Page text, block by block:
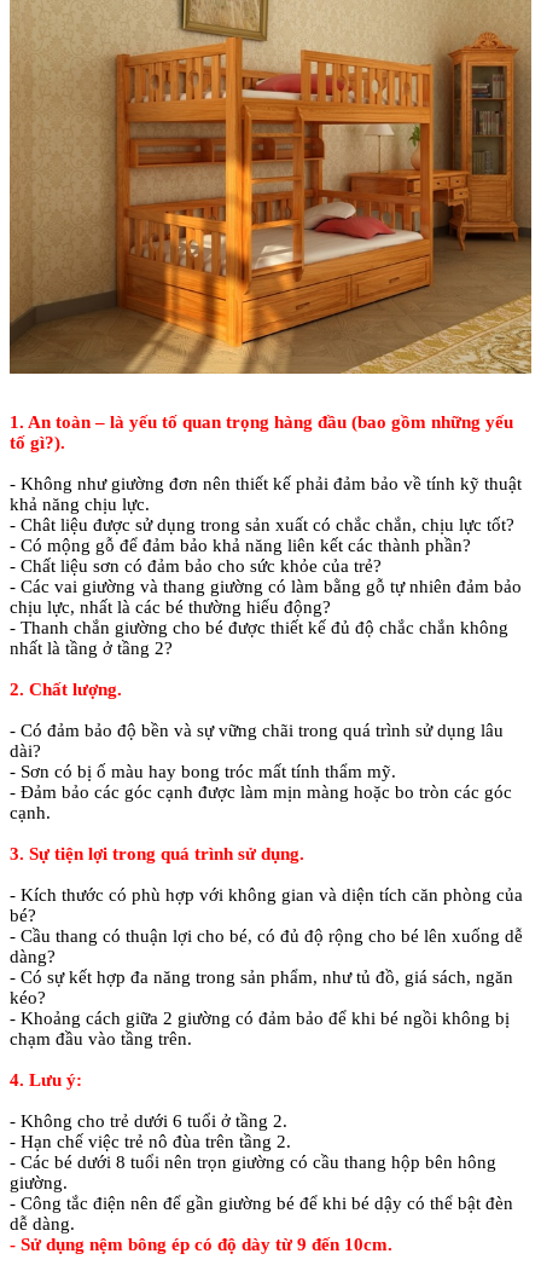
1. An toàn – là yếu tố quan trọng hàng đầu (bao gồm những yếu
tố gì?).
- Không như giường đơn nên thiết kế phải đảm bảo về tính kỹ thuật
khả năng chịu lực.
- Chât liệu được sử dụng trong sản xuất có chắc chắn, chịu lực tốt?
- Có mộng gỗ để đảm bảo khả năng liên kết các thành phần?
- Chất liệu sơn có đảm bảo cho sức khỏe của trẻ?
- Các vai giường và thang giường có làm bằng gỗ tự nhiên đảm bảo
chịu lực, nhất là các bé thường hiếu động?
- Thanh chắn giường cho bé được thiết kế đủ độ chắc chắn không
nhất là tầng ở tầng 2?
2. Chất lượng.
- Có đảm bảo độ bền và sự vững chãi trong quá trình sử dụng lâu
dài?
- Sơn có bị ố màu hay bong tróc mất tính thẩm mỹ.
- Đảm bảo các góc cạnh được làm mịn màng hoặc bo tròn các góc
cạnh.
3. Sự tiện lợi trong quá trình sử dụng.
- Kích thước có phù hợp với không gian và diện tích căn phòng của
bé?
- Cầu thang có thuận lợi cho bé, có đủ độ rộng cho bé lên xuống dễ
dàng?
- Có sự kết hợp đa năng trong sản phẩm, như tủ đồ, giá sách, ngăn
kéo?
- Khoảng cách giữa 2 giường có đảm bảo để khi bé ngồi không bị
chạm đầu vào tầng trên.
4. Lưu ý:
- Không cho trẻ dưới 6 tuổi ở tầng 2.
- Hạn chế việc trẻ nô đùa trên tầng 2.
- Các bé dưới 8 tuổi nên trọn giường có cầu thang hộp bên hông
giường.
- Công tắc điện nên để gần giường bé để khi bé dậy có thể bật đèn
dễ dàng.
- Sử dụng nệm bông ép có độ dày từ 9 đến 10cm.